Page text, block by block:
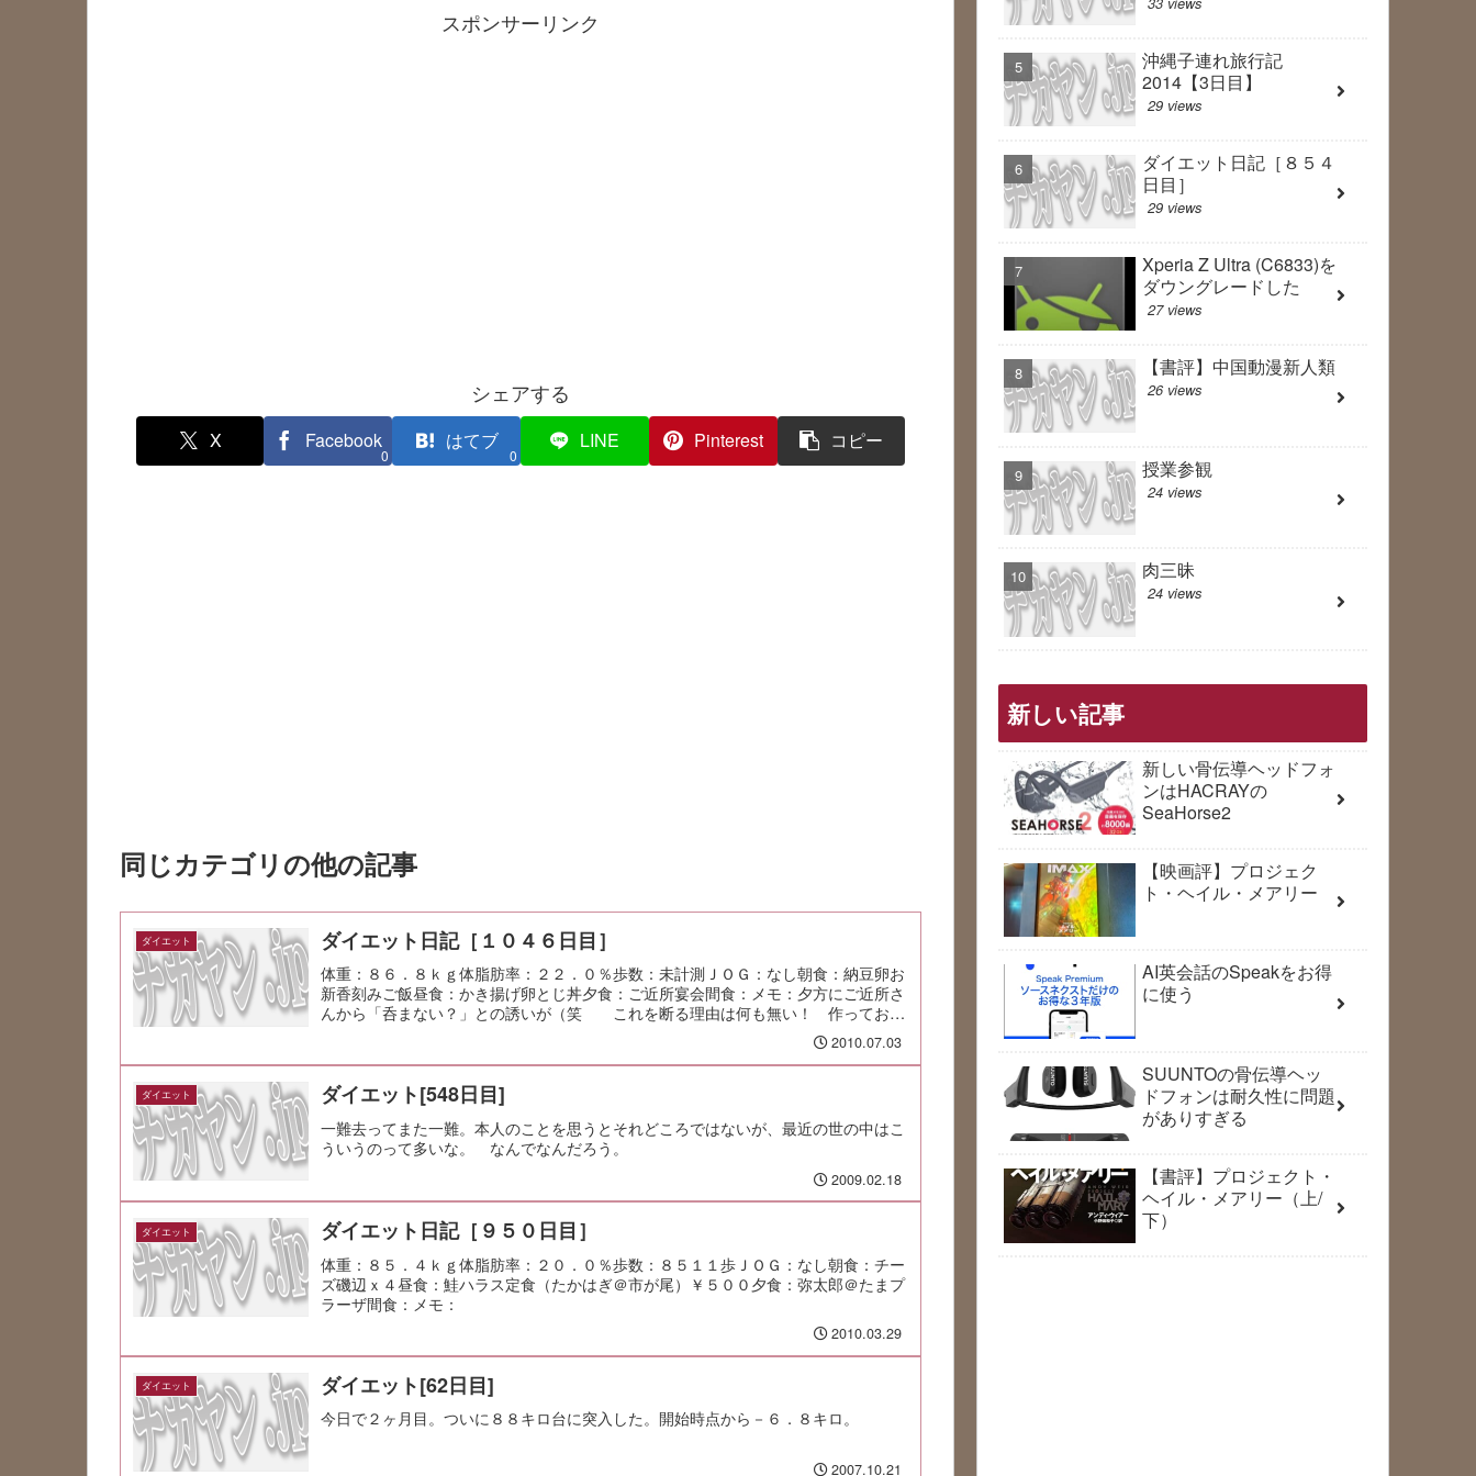
スポンサーリンク
シェアする
X Facebook
0
はてブ
0
LINE Pinterest コピー
同じカテゴリの他の記事
ダイエット ダイエット日記［１０４６日目］
体重：８６．８ｋｇ体脂肪率：２２．０％歩数：未計測ＪＯＧ：なし朝食：納豆卵お
新香刻みご飯昼食：かき揚げ卵とじ丼夕食：ご近所宴会間食：メモ：夕方にご近所さ
んから「呑まない？」との誘いが（笑 これを断る理由は何も無い！ 作っておい
2010.07.03
ダイエット ダイエット[548日目]
一難去ってまた一難。本人のことを思うとそれどころではないが、最近の世の中はこ
ういうのって多いな。 なんでなんだろう。
2009.02.18
ダイエット ダイエット日記［９５０日目］
体重：８５．４ｋｇ体脂肪率：２０．０％歩数：８５１１歩ＪＯＧ：なし朝食：チー
ズ磯辺ｘ４昼食：鮭ハラス定食（たかはぎ＠市が尾）￥５００夕食：弥太郎＠たまプ
ラーザ間食：メモ：
2010.03.29
ダイエット ダイエット[62日目]
今日で２ヶ月目。ついに８８キロ台に突入した。開始時点から－６．８キロ。
2007.10.21
沖縄子連れ旅行記
2014【3日目】
29 views
ダイエット日記［８５４
日目］
29 views
Xperia Z Ultra (C6833)を
ダウングレードした
27 views
【書評】中国動漫新人類
26 views
授業参観
24 views
肉三昧
24 views
新しい記事
新しい骨伝導ヘッドフォ
ンはHACRAYの
SeaHorse2
【映画評】プロジェク
ト・ヘイル・メアリー
AI英会話のSpeakをお得
に使う
SUUNTOの骨伝導ヘッ
ドフォンは耐久性に問題
がありすぎる
【書評】プロジェクト・
ヘイル・メアリー（上/
下）